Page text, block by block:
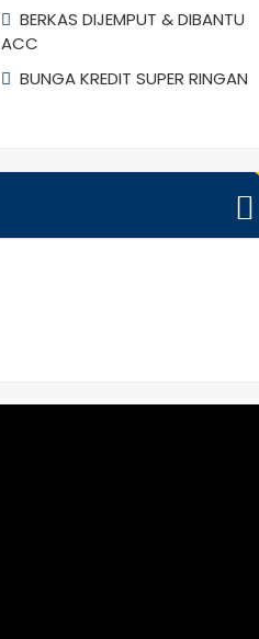
BERKAS DIJEMPUT & DIBANTU
ACC
BUNGA KREDIT SUPER RINGAN